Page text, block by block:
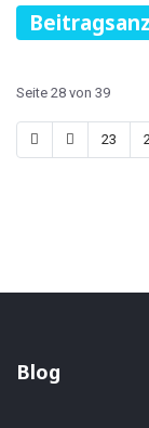
Seite 28 von 39
23
Blog